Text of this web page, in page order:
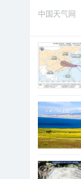
中国天气网